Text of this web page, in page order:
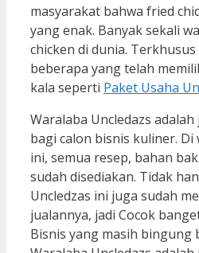
masyarakat bahwa fried
yang enak. Banyak sekali
chicken di dunia.
beberapa yang telah
kala seperti Paket Usaha
Waralaba Uncledazs
bagi calon bisnis kuliner. Di
ini, semua resep, bahan
sudah disediakan. Tidak
Uncledzas ini juga sudah
jualannya, jadi Cocok
Bisnis yang masih bingung